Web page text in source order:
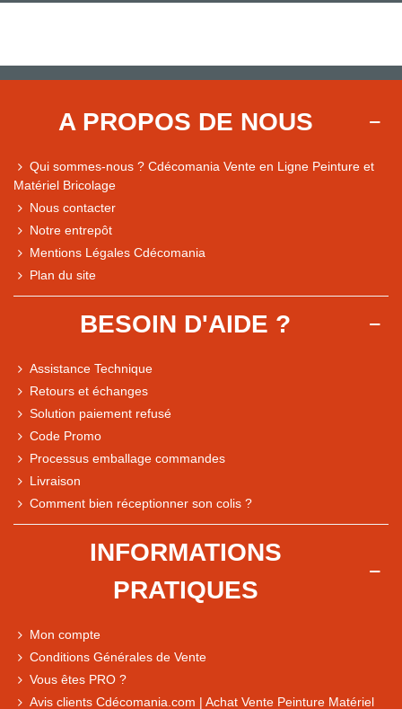
Comparaison des performances du magasin
A PROPOS DE NOUS
Qui sommes-nous ? Cdécomania Vente en Ligne Peinture et
Matériel Bricolage
Nous contacter
Notre entrepôt
Mentions Légales Cdécomania
Plan du site
BESOIN D'AIDE ?
Assistance Technique
Retours et échanges
Solution paiement refusé
Code Promo
Processus emballage commandes
Livraison
Comment bien réceptionner son colis ?
INFORMATIONS
PRATIQUES
Mon compte
Conditions Générales de Vente
Vous êtes PRO ?
Avis clients Cdécomania.com | Achat Vente Peinture Matériel